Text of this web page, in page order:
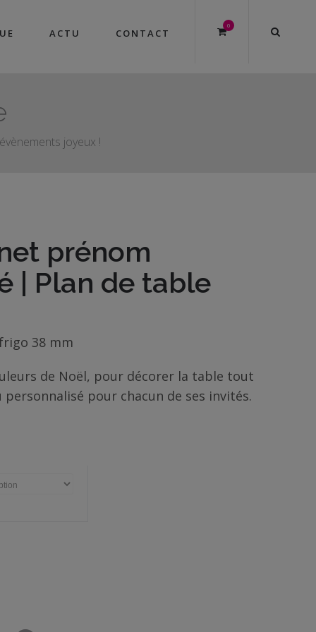
0
ACTU CONTACT
joyeux !
prénom
| Plan de table
38 mm
de Noël, pour décorer la table tout
pour chacun de ses invités.